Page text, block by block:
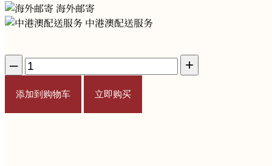
海外邮寄
中港澳配送服务
– +
添加到购物车 立即购买